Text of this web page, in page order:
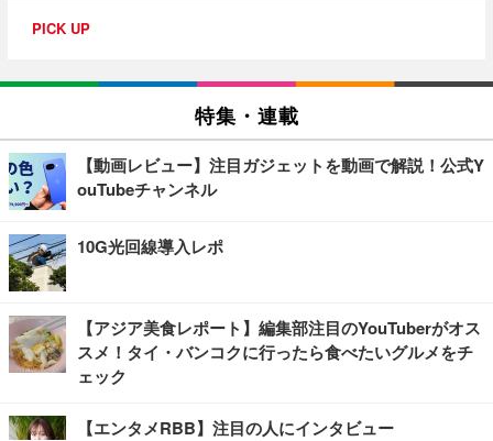
PICK UP
特集・連載
【動画レビュー】注目ガジェットを動画で解説！公式Y
ouTubeチャンネル
10G光回線導入レポ
【アジア美食レポート】編集部注目のYouTuberがオス
スメ！タイ・バンコクに行ったら食べたいグルメをチ
ェック
【エンタメRBB】注目の人にインタビュー